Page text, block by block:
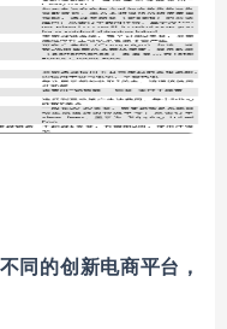
同的创新电商平台，